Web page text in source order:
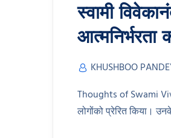
स्वामी
KHUSHBOO
Thoughts of Swami
लोगोंको प्रेरित किया।